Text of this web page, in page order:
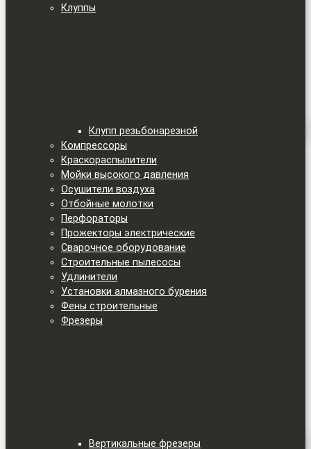
Клуппы
Клупп резьбонарезной
Компрессоры
Краскораспылители
Мойки высокого давления
Осушители воздуха
Отбойные молотки
Перфораторы
Прожекторы электрические
Сварочное оборудование
Строительные пылесосы
Удлинители
Установки алмазного бурения
Фены строительные
Фрезеры
Вертикальные фрезеры